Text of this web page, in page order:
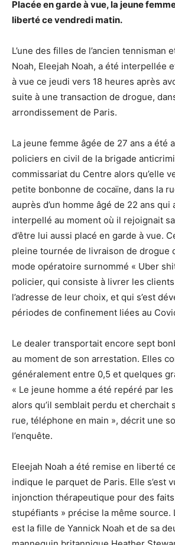
Placée en garde à vue, la jeune
liberté ce vendredi matin.
L’une des filles de l’ancien tennisman
Noah, Eleejah Noah, a été interpellée
à vue ce jeudi vers 18 heures après
suite à une transaction de drogue,
arrondissement de Paris.
La jeune femme âgée de 27 ans a été
policiers en civil de la brigade
commissariat du Centre alors qu’elle
petite bonbonne de cocaïne, dans la
auprès d’un homme âgé de 22 ans qui
interpellé au moment où il rejoignait
d’être lui aussi placé en garde à vue.
pleine tournée de livraison de drogue
mode opératoire surnommé « Uber
policier, qui consiste à livrer les
l’adresse de leur choix, et qui s’est
périodes de confinement liées au
Le dealer transportait encore sept
au moment de son arrestation. Elles
généralement entre 0,5 et quelques
« Le jeune homme a été repéré par
alors qu’il semblait perdu et cherchait
rue, téléphone en main », décrit une
l’enquête.
Eleejah Noah a été remise en liberté
indique le parquet de Paris. Elle s’est
injonction thérapeutique pour des faits
stupéfiants » précise la même source.
est la fille de Yannick Noah et de sa